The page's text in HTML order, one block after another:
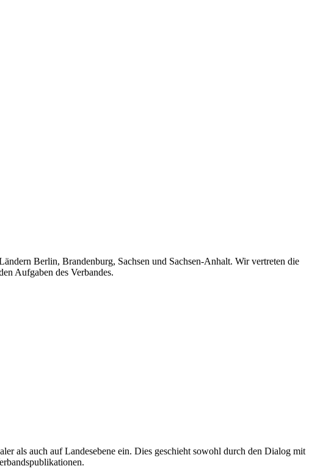
Berlin, Brandenburg, Sachsen und Sachsen-Anhalt. Wir vertreten die
Aufgaben des Verbandes.
als auch auf Landesebene ein. Dies geschieht sowohl durch den Dialog mit